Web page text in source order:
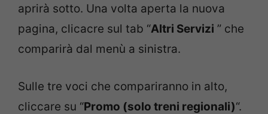
aprirà sotto. Una volta aperta la nuova
pagina, clicacre sul tab “Altri Servizi ” che
comparirà dal menù a sinistra.
Sulle tre voci che compariranno in alto,
cliccare su “Promo (solo treni regionali)“.